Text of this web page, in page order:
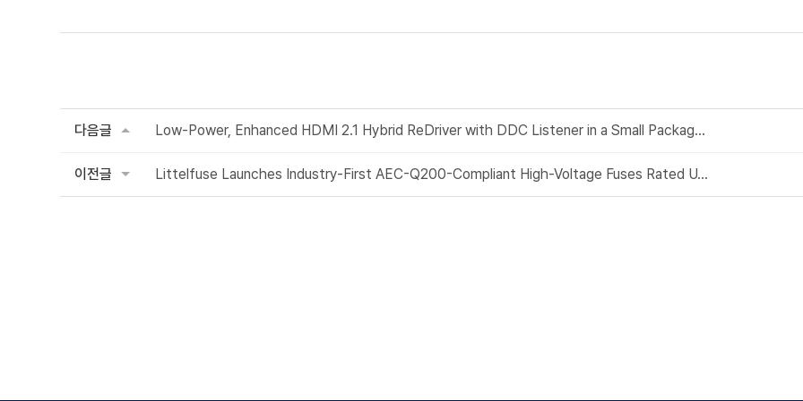
다음글 Low-Power, Enhanced HDMI 2.1 Hybrid ReDriver with DDC Listener in a Small Packag...
이전글 Littelfuse Launches Industry-First AEC-Q200-Compliant High-Voltage Fuses Rated U...